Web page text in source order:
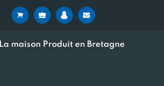
La maison Produit en Bretagne